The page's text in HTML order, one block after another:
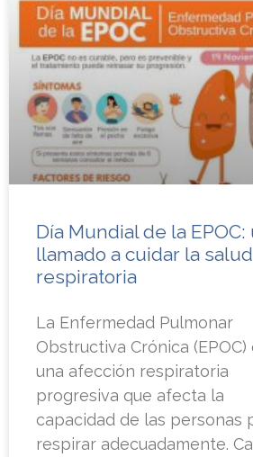
Día Mundial de la EPOC:
llamado a cuidar la salud
respiratoria
La Enfermedad Pulmonar
Obstructiva Crónica (EPOC)
una afección respiratoria
progresiva que afecta la
capacidad de las personas
respirar adecuadamente.